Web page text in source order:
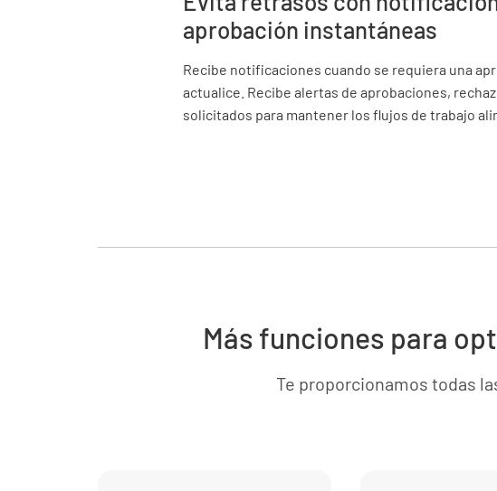
aprobación instantáneas
Recibe notificaciones cuando se requiera una
actualice. Recibe alertas de aprobaciones,
solicitados para mantener los flujos de trabajo
Más funciones para
Te proporcionamos todas